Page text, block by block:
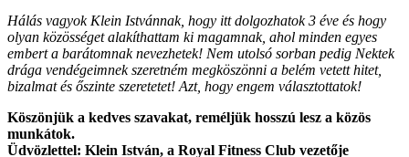
Hálás vagyok Klein Istvánnak, hogy itt dolgozhatok 3 éve és hogy
olyan közösséget alakíthattam ki magamnak, ahol minden egyes
embert a barátomnak nevezhetek! Nem utolsó sorban pedig Nektek
drága vendégeimnek szeretném megköszönni a belém vetett hitet,
bizalmat és őszinte szeretetet! Azt, hogy engem választottatok!
Köszönjük a kedves szavakat, reméljük hosszú lesz a közös
munkátok.
Üdvözlettel: Klein István, a Royal Fitness Club vezetője